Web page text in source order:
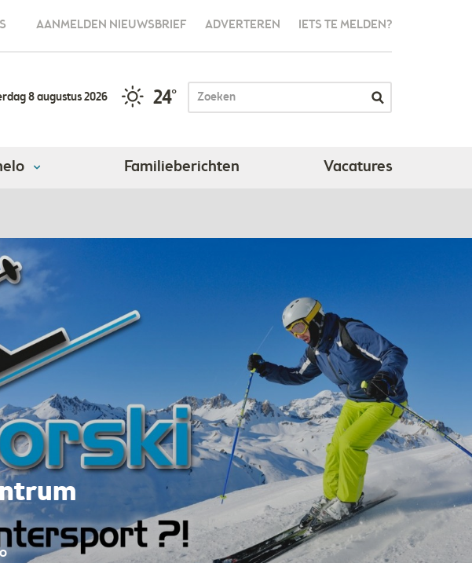
AANMELDEN NIEUWSBRIEF ADVERTEREN IETS TE MELDEN?
8 augustus 2026 24°
Familieberichten Vacatures